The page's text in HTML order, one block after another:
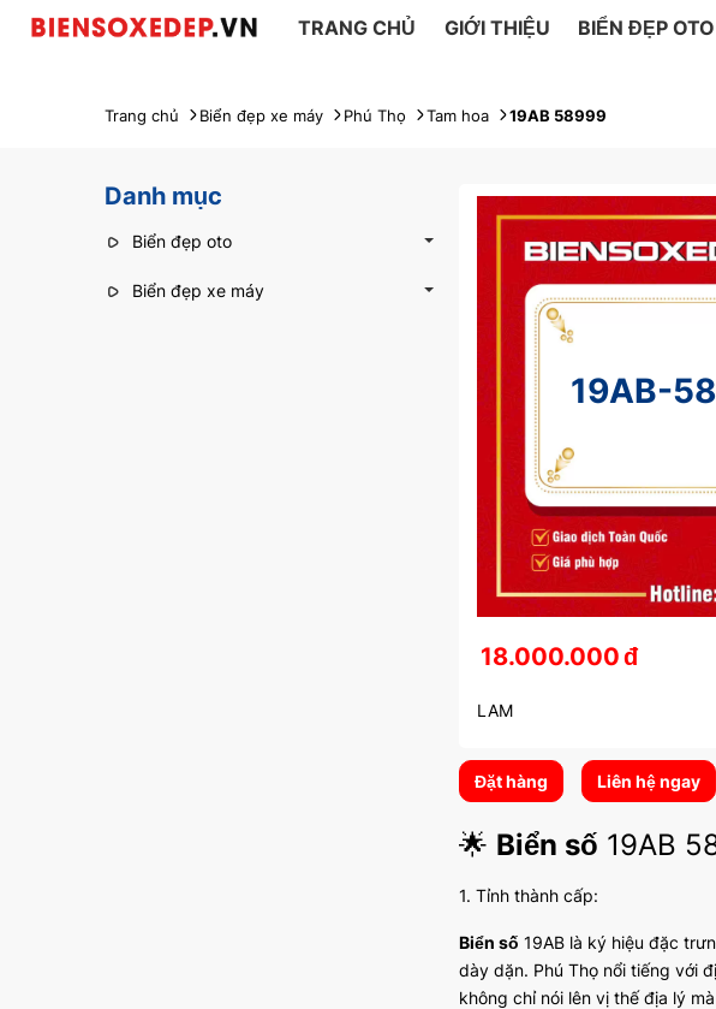
TRANG CHỦ GIỚI THIỆU BIỂN ĐẸP OTO
Trang chủ Biển đẹp xe máy Phú Thọ Tam hoa 19AB 58999
Danh mục
Biển đẹp oto
Biển đẹp xe máy
19AB-
18.000.000đ
LAM
Đặt hàng Liên hệ ngay
🌟 Biển số 19AB
1. Tỉnh thành cấp:
Biển số 19AB là ký hiệu đặc
dày dặn. Phú Thọ nổi tiếng với
không chỉ nói lên vị thế địa lý